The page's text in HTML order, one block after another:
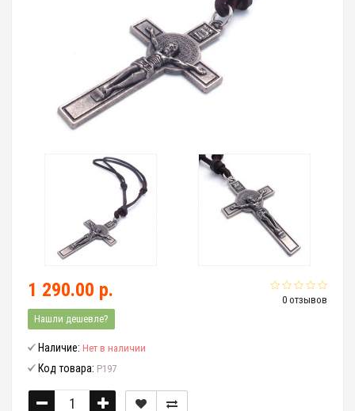
0 отзывов
1 290.00 р.
Нашли дешевле?
Наличие: Нет в наличии
Код товара: P197